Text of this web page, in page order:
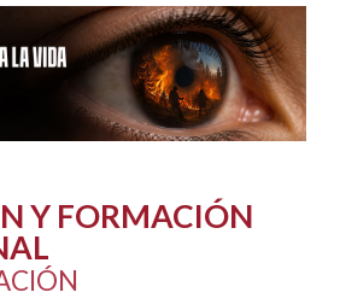
Y FORMACIÓN